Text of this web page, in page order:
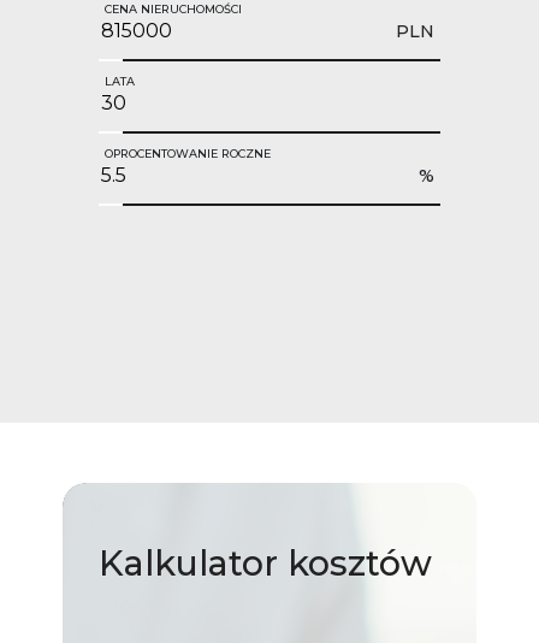
CENA NIERUCHOMOŚCI
PLN
LATA
OPROCENTOWANIE ROCZNE
%
Kalkulator kosztów